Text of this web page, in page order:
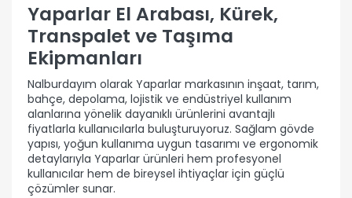
Yaparlar El Arabası, Kürek,
Transpalet ve Taşıma
Ekipmanları
Nalburdayım olarak Yaparlar markasının inşaat, tarım,
bahçe, depolama, lojistik ve endüstriyel kullanım
alanlarına yönelik dayanıklı ürünlerini avantajlı
fiyatlarla kullanıcılarla buluşturuyoruz. Sağlam gövde
yapısı, yoğun kullanıma uygun tasarımı ve ergonomik
detaylarıyla Yaparlar ürünleri hem profesyonel
kullanıcılar hem de bireysel ihtiyaçlar için güçlü
çözümler sunar.